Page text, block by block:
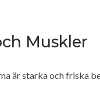
Muskler
är starka och friska